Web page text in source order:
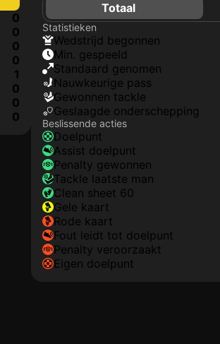
0
0
0
0
1
0
0
0
Totaal
Statistieken
wedstrijd begonnen
min. gespeeld
Standaard genomen
nauwkeurige pass
gewonnen tackle
geslaagde onderschepping
Beslissende acties
doelpunt
assist doelpunt
penalty gewonnen
tackle laatste man
clean sheet 60
gele kaart
rode kaart
fout leidt tot doelpunt
penalty veroorzaakt
eigen doelpunt